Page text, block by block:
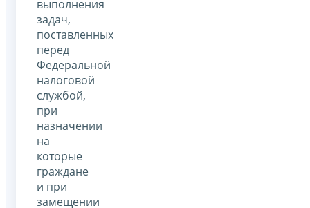
выполнения
задач,
поставленных
перед
Федеральной
налоговой
службой,
при
назначении
на
которые
граждане
и при
замещении